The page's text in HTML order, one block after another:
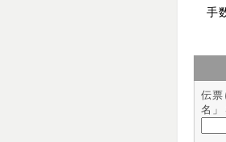
手
伝
名」